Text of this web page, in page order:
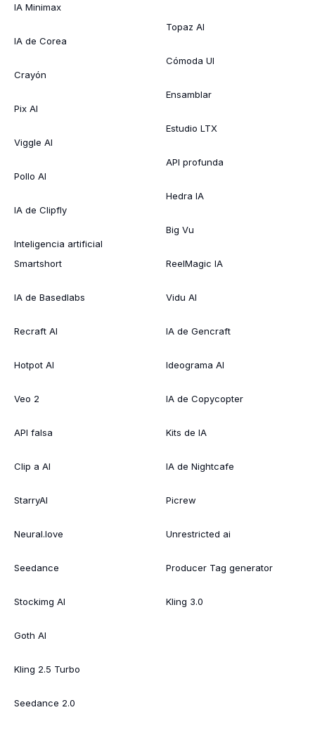
IA Minimax
IA de Corea
Crayón
Pix AI
Viggle AI
Pollo AI
IA de Clipfly
Inteligencia artificial
Smartshort
IA de Basedlabs
Recraft AI
Hotpot AI
Veo 2
API falsa
Clip a AI
StarryAI
Neural.love
Seedance
Stockimg AI
Goth AI
Kling 2.5 Turbo
Seedance 2.0
Topaz AI
Cómoda UI
Ensamblar
Estudio LTX
API profunda
Hedra IA
Big Vu
ReelMagic IA
Vidu AI
IA de Gencraft
Ideograma AI
IA de Copycopter
Kits de IA
IA de Nightcafe
Picrew
Unrestricted ai
Producer Tag generator
Kling 3.0